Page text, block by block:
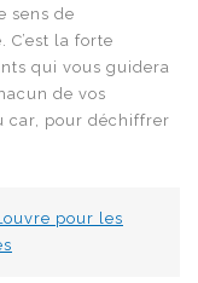
sens de
C’est la forte
qui vous guidera
de vos
car, pour déchiffrer
pour les